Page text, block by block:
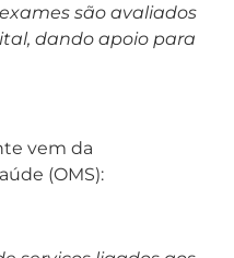
são avaliados
dando apoio para
vem da
(OMS):